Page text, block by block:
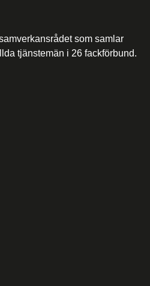
som samlar
tjänstemän i 26 fackförbund.